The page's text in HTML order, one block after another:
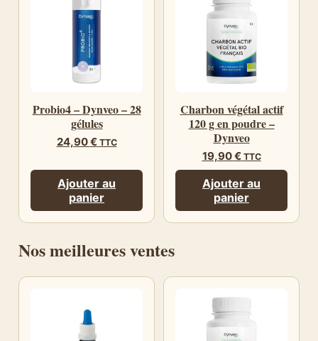
Probio4 – Dynveo – 28
gélules
24,90€ TTC
Ajouter au
panier
Charbon végétal actif
120 g en poudre –
Dynveo
19,90€ TTC
Ajouter au
panier
Nos meilleures ventes